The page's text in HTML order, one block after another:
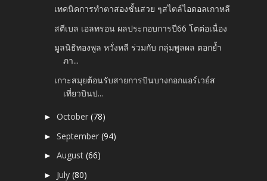
เทคนิคการทำตาสองชั้นสวย ๆสไตล์ไอดอลเกาหลี
สตีเบล เอลทรอน ผลประกอบการปี66 โตต่อเนื่อง
มูลนิธิทองพูล หวั่งหลี ร่วมกับ กลุ่มพูลผล ตอกย้ำ
ภา...
เกาะสมุยต้อนรับสายการบินบางกอกแอร์เวย์ส
เที่ยวบินป...
►October(78)
►September(94)
►August(66)
► July(80)